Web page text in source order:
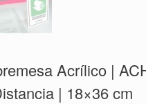
Acrílico |
| 18×36 cm